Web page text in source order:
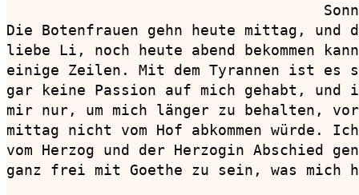
Die Botenfrauen gehn heute mittag, und
liebe Li, noch heute abend bekommen
einige Zeilen. Mit dem Tyrannen ist es
gar keine Passion auf mich gehabt, und
mir nur, um mich länger zu behalten,
mittag nicht vom Hof abkommen würde.
vom Herzog und der Herzogin Abschied
ganz frei mit Goethe zu sein, was